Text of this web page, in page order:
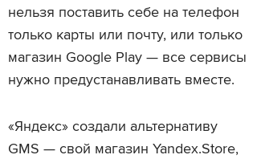
нельзя поставить себе на телефон
только карты или почту, или только
магазин Google Play — все сервисы
нужно предустанавливать вместе.
«Яндекс» создали альтернативу
GMS — свой магазин Yandex.Store,